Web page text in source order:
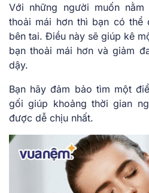
Với những người muốn
thoải mái hơn thì bạn có
bên tai. Điều này sẽ giúp kê
bạn thoải mái hơn và giảm
dậy.
Bạn hãy đảm bảo tìm một
gối giúp khoảng thời gian
được dễ chịu nhất.